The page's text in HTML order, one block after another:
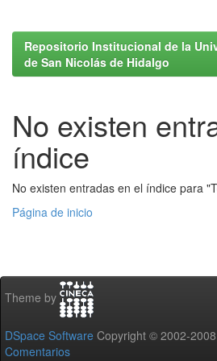
Repositorio Institucional de la
de San Nicolás de Hidalgo
No existen
índice
No existen entradas en el índice para
Página de inicio
Theme by
DSpace Software Copyright © 2002-2008
Comentarios